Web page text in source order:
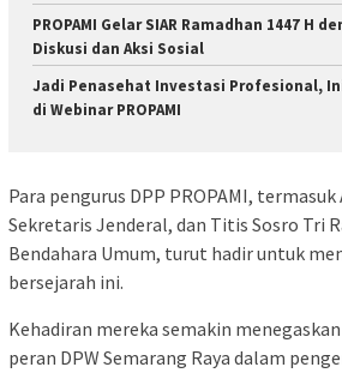
PROPAMI Gelar SIAR Ramadhan 1447 H
Diskusi dan Aksi Sosial
Jadi Penasehat Investasi Profesional,
di Webinar PROPAMI
Para pengurus DPP PROPAMI,
Sekretaris Jenderal, dan Titis Sosro Tri
Bendahara Umum, turut hadir untuk
bersejarah ini.
Kehadiran mereka semakin
peran DPW Semarang Raya dalam